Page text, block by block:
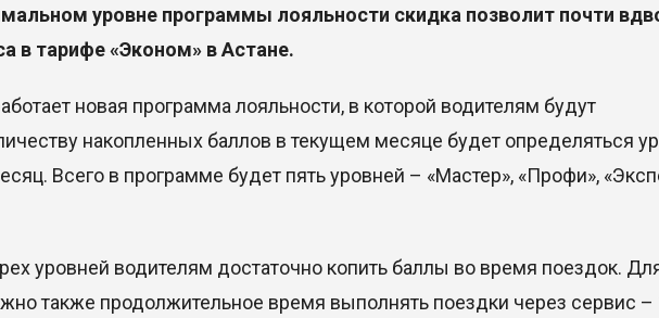
уровне программы лояльности скидка позволит почти
в тарифе «Эконом» в Астане.
новая программа лояльности, в которой водителям будут
накопленных баллов в текущем месяце будет определяться
Всего в программе будет пять уровней – «Мастер», «Профи»,
уровней водителям достаточно копить баллы во время поездок.
также продолжительное время выполнять поездки через сервис –